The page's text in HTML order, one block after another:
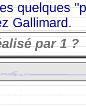
quelques
Gallimard.
par1 ?